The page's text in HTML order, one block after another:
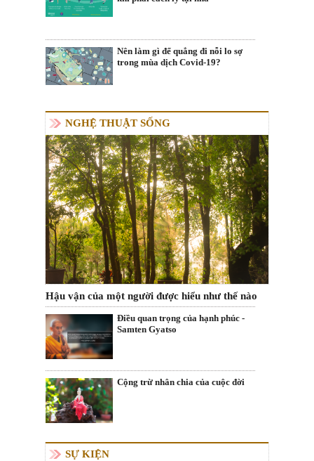
Nên làm gì để quẳng đi nỗi lo sợ
trong mùa dịch Covid-19?
NGHỆ THUẬT SỐNG
Hậu vận của một người được hiểu như thế nào
Điều quan trọng của hạnh phúc -
Samten Gyatso
Cộng trừ nhân chia của cuộc đời
SỰ KIỆN